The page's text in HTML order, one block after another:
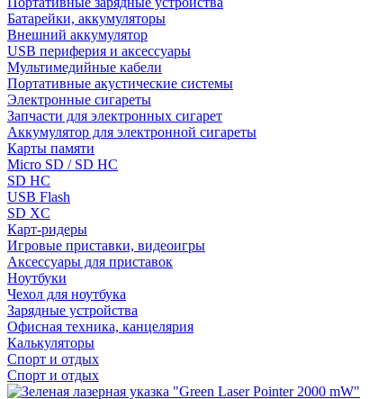
Батарейки, аккумуляторы
Внешний аккумулятор
USB периферия и аксессуары
Мультимедийные кабели
Портативные акустические системы
Электронные сигареты
Запчасти для электронных сигарет
Аккумулятор для электронной сигареты
Карты памяти
Micro SD / SD HC
SD HC
USB Flash
SD XC
Карт-ридеры
Игровые приставки, видеоигры
Аксессуары для приставок
Ноутбуки
Чехол для ноутбука
Зарядные устройства
Офисная техника, канцелярия
Калькуляторы
Спорт и отдых
Спорт и отдых